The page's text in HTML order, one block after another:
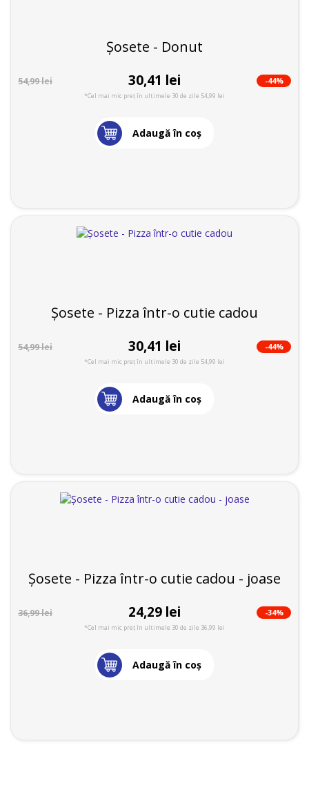
Șosete - Donut
54,99 lei 30,41 lei -44%
*Cel mai mic preț în ultimele 30 de zile 54,99 lei
Adaugă în coş
Șosete - Pizza într-o cutie cadou
54,99 lei 30,41 lei -44%
*Cel mai mic preț în ultimele 30 de zile 54,99 lei
Adaugă în coş
Șosete - Pizza într-o cutie cadou - joase
36,99 lei 24,29 lei -34%
*Cel mai mic preț în ultimele 30 de zile 36,99 lei
Adaugă în coş